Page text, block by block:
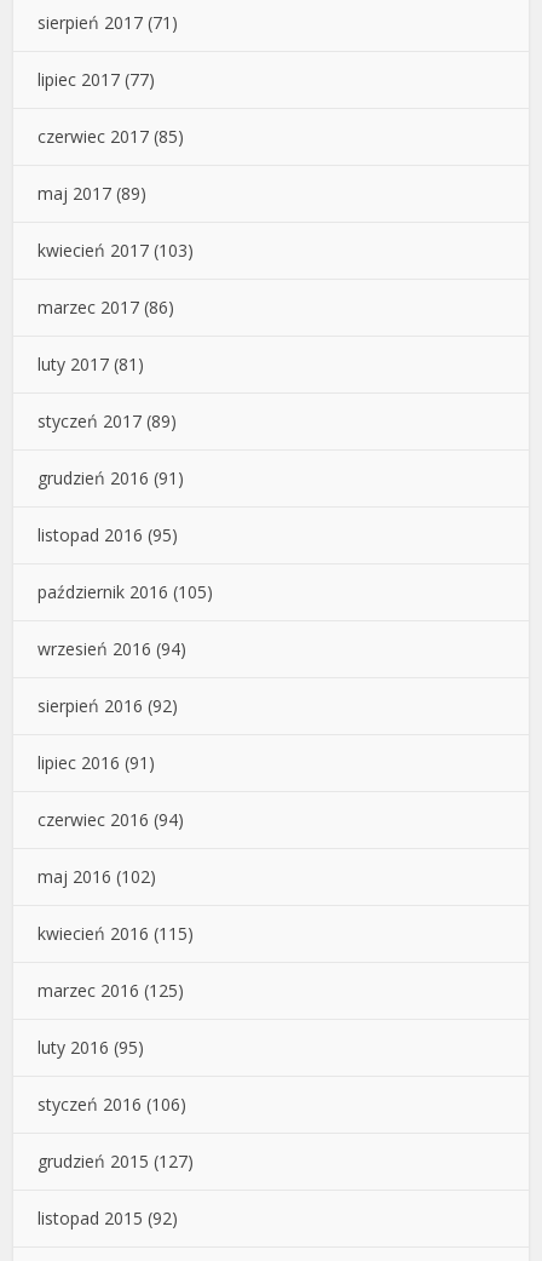
sierpień 2017 (71)
lipiec 2017 (77)
czerwiec 2017 (85)
maj 2017 (89)
kwiecień 2017 (103)
marzec 2017 (86)
luty 2017 (81)
styczeń 2017 (89)
grudzień 2016 (91)
listopad 2016 (95)
październik 2016 (105)
wrzesień 2016 (94)
sierpień 2016 (92)
lipiec 2016 (91)
czerwiec 2016 (94)
maj 2016 (102)
kwiecień 2016 (115)
marzec 2016 (125)
luty 2016 (95)
styczeń 2016 (106)
grudzień 2015 (127)
listopad 2015 (92)